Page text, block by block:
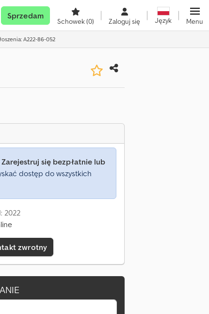
Sprzedam
Schowek(0) Zaloguj się Język Menu
A222-86-052
Zarejestruj się bezpłatnie lub
dostęp do wszystkich
2022
zwrotny